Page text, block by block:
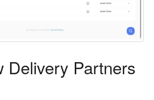
Delivery Partners